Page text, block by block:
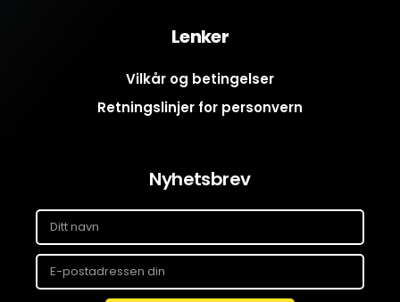
Lenker
Vilkår og betingelser
Retningslinjer for personvern
Nyhetsbrev